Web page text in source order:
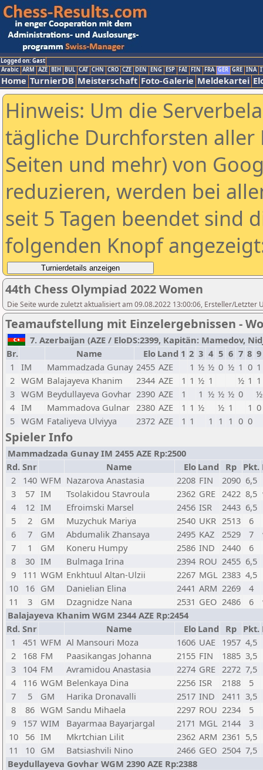
Logged on: Gast
Arabic ARM AZE BIH BUL CAT CHN CRO CZE DEN ENG ESP FAI FIN FRA GER GRE INA
Home TurnierDB Meisterschaft Foto-Galerie Meldekartei
Hinweis: Um die
tägliche Durchforsten aller
Seiten und mehr) von
reduzieren, werden bei
seit 5 Tagen beendet sind
folgenden Knopf
44th Chess Olympiad 2022 Women
Die Seite wurde zuletzt aktualisiert am 09.08.2022 13:00:06, Ersteller/Letzter
Teamaufstellung mit Einzelergebnissen -
7. Azerbaijan (AZE / EloDS:2399, Kapitän: Mamedov,
Br.
Name Elo Land 1 2 3 4 5 6 7 8 9
1
IM Mammadzada Gunay 2455 AZE 1 ½ ½ 0 ½ 1 0 1
2 WGM Balajayeva Khanim 2344 AZE 1 1 ½ 1 ½ 1 1
3 WGM Beydullayeva Govhar 2390 AZE 1 1 ½ ½ ½ 0
½
4 IM Mammadova Gulnar 2380 AZE 1 1 ½ ½ 1 1 0
5 WGM Fataliyeva Ulviyya 2372 AZE 1 1 1 1 1 0 0
Spieler Info
Mammadzada Gunay IM 2455 AZE Rp:2500
Rd. Snr Name Elo Land Rp Pkt.
2
140 WFM Nazarova Anastasia 2208 FIN 2090 6,5
3
57 IM Tsolakidou Stavroula 2362 GRE 2422 8,5
4
12 IM Efroimski Marsel 2456 ISR 2443 6,5
5
2 GM Muzychuk Mariya 2540 UKR 2513
6
6
7 GM Abdumalik Zhansaya 2495 KAZ 2529 7
7
1 GM Koneru Humpy 2586 IND 2440
6
8
30 IM Bulmaga Irina 2394 ROU 2455 6,5
9
111 WGM Enkhtuul Altan-Ulzii 2267 MGL 2383 4,5
10
16 GM Danielian Elina 2441 ARM 2269
4
11
3 GM Dzagnidze Nana 2531 GEO 2486 6
Balajayeva Khanim WGM 2344 AZE Rp:2454
Rd. Snr Name Elo Land Rp Pkt.
1
451 WFM Al Mansouri Moza 1606 UAE 1957 4,5
2
168 FM Paasikangas Johanna 2155 FIN 1885 3,5
3
104 FM Avramidou Anastasia 2274 GRE 2272 7,5
4
116 WGM Belenkaya Dina 2256 ISR 2188
5
7
5 GM Harika Dronavalli 2517 IND 2411 3,5
8
86 WGM Sandu Mihaela 2297 ROU 2234
5
9
157 WIM Bayarmaa Bayarjargal 2171 MGL 2144
3
10
56 IM Mkrtchian Lilit 2362 ARM 2361 5,5
11
10 GM Batsiashvili Nino 2466 GEO 2504 7,5
Beydullayeva Govhar WGM 2390 AZE Rp:2388